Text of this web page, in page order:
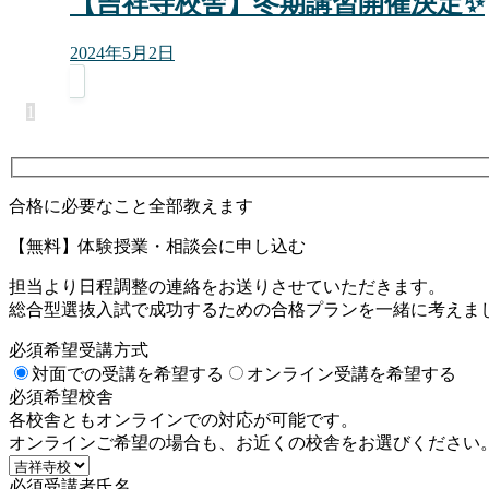
2024年5月2日
1
合格に必要なこと全部教えます
【無料】体験授業・相談会に申し込む
担当より日程調整の連絡をお送りさせていただきます。
総合型選抜入試で成功するための合格プランを一緒に考えま
必須希望受講方式
対面での受講を希望する
オンライン受講を希望する
必須希望校舎
各校舎ともオンラインでの対応が可能です。
オンラインご希望の場合も、お近くの校舎をお選びください。